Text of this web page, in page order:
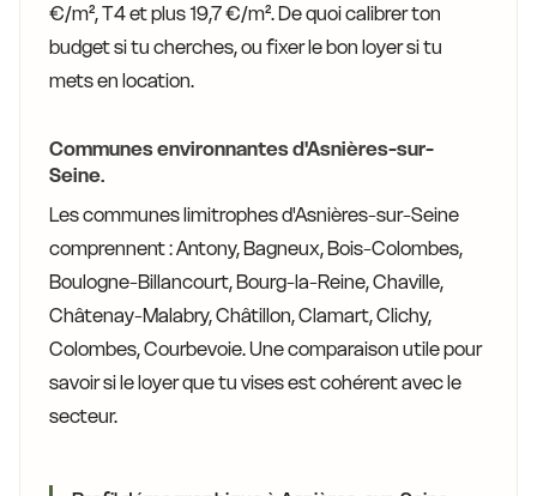
€/m², T4 et plus 19,7 €/m². De quoi calibrer ton
budget si tu cherches, ou fixer le bon loyer si tu
mets en location.
Communes environnantes d'Asnières-sur-
Seine.
Les communes limitrophes d'Asnières-sur-Seine
comprennent : Antony, Bagneux, Bois-Colombes,
Boulogne-Billancourt, Bourg-la-Reine, Chaville,
Châtenay-Malabry, Châtillon, Clamart, Clichy,
Colombes, Courbevoie. Une comparaison utile pour
savoir si le loyer que tu vises est cohérent avec le
secteur.